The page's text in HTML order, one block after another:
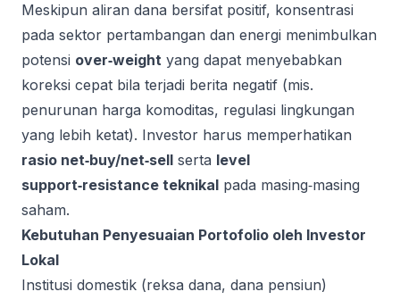
Meskipun aliran dana bersifat positif, konsentrasi
pada sektor pertambangan dan energi menimbulkan
potensi over‑weight yang dapat menyebabkan
koreksi cepat bila terjadi berita negatif (mis.
penurunan harga komoditas, regulasi lingkungan
yang lebih ketat). Investor harus memperhatikan
rasio net‑buy/net‑sell serta level
support‑resistance teknikal pada masing‑masing
saham.
Kebutuhan Penyesuaian Portofolio oleh Investor
Lokal
Institusi domestik (reksa dana, dana pensiun)